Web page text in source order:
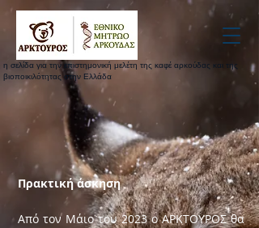
η σελίδα για την επιστημονική μελέτη της καφέ αρκούδας και της
βιοποικιλότητας στην Ελλάδα
Πρακτική άσκηση
Από τον Μάιο του 2023 ο ΑΡΚΤΟΥΡΟΣ θα